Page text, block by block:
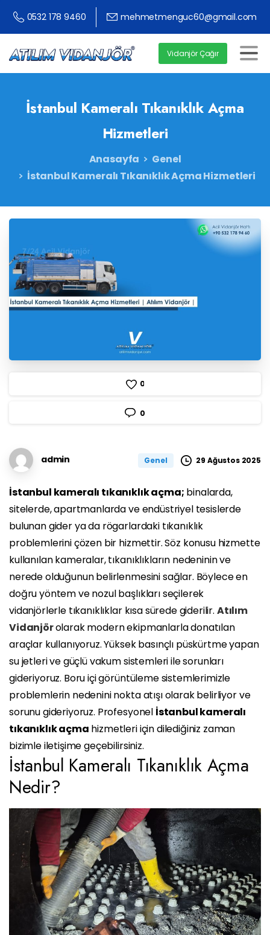
0532 178 9460 mehmetmenguc60@gmail.com
Vidanjör Çağır
İstanbul Kameralı Tıkanıklık Açma
Hizmetleri
Anasayfa
Genel
İstanbul Kameralı Tıkanıklık Açma Hizmetleri
0
0
admin Genel 29 Ağustos 2025
İstanbul kameralı tıkanıklık açma; binalarda,
sitelerde, apartmanlarda ve endüstriyel tesislerde
bulunan gider ya da rögarlardaki tıkanıklık
problemlerini çözen bir hizmettir. Söz konusu hizmette
kullanılan kameralar, tıkanıklıkların nedeninin ve
nerede olduğunun belirlenmesini sağlar. Böylece en
doğru yöntem ve nozul başlıkları seçilerek
vidanjörlerle tıkanıklıklar kısa sürede giderilir. Atılım
Vidanjörolarak modern ekipmanlarla donatılan
araçlar kullanıyoruz. Yüksek basınçlı püskürtme yapan
su jetleri ve güçlü vakum sistemleri ile sorunları
gideriyoruz. Boru içi görüntüleme sistemlerimizle
problemlerin nedenini nokta atışı olarak belirliyor ve
sorunu gideriyoruz. Profesyonel İstanbul kameralı
tıkanıklık açma hizmetleri için dilediğiniz zaman
bizimle iletişime geçebilirsiniz.
İstanbul Kameralı Tıkanıklık Açma
Nedir?